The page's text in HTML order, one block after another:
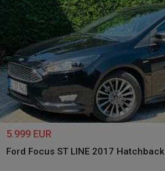
5.999 EUR
Ford Focus ST LINE 2017 Hatchback